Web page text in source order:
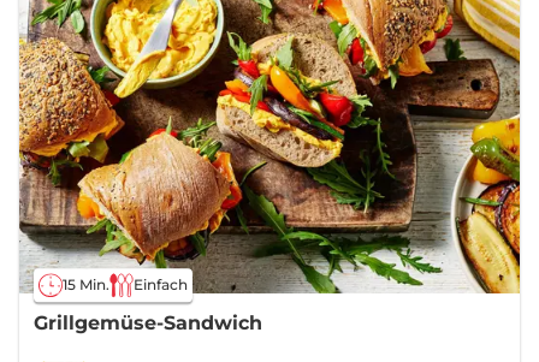
15 Min. Einfach
Grillgemüse-Sandwich